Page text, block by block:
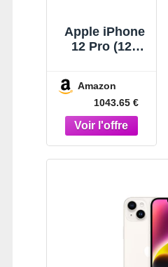
Apple iPhone
12 Pro (128
Amazon
1043.65 €